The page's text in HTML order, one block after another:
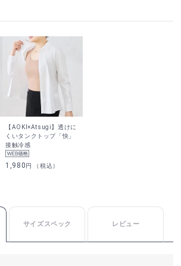
【AOKI×Atsugi】透けに
くいタンクトップ「快」
接触冷感
1,980円 （税込）
サイズスペック レビュー